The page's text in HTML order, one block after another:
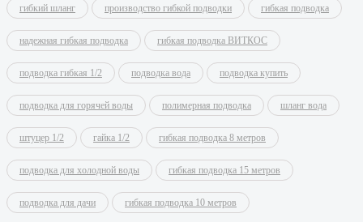
гибкий шланг производство гибкой подводки гибкая подводка
надежная гибкая подводка гибкая подводка ВИТКОС
подводка гибкая 1/2 подводка вода подводка купить
подводка для горячей воды полимерная подводка шланг вода
штуцер 1/2 гайка 1/2 гибкая подводка 8 метров
подводка для холодной воды гибкая подводка 15 метров
подводка для дачи гибкая подводка 10 метров